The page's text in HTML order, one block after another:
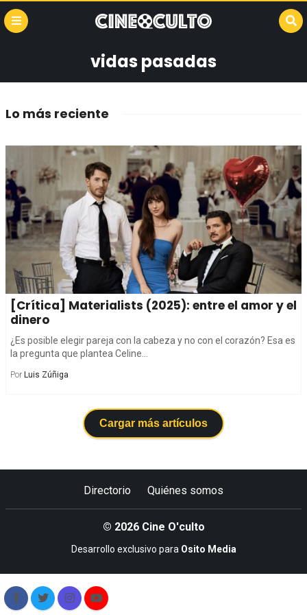
vidas pasadas
Lo más reciente
[Crítica] Materialists (2025): entre el amor y el
dinero
¿Es posible elegir pareja con la cabeza y no con el corazón? Esa es
la pregunta que plantea Celine...
Por Luis Zúñiga
Cargar más artículos
Directorio Quiénes somos
© 2026 Cine O'culto
Desarrollo exclusivo para Osito Media